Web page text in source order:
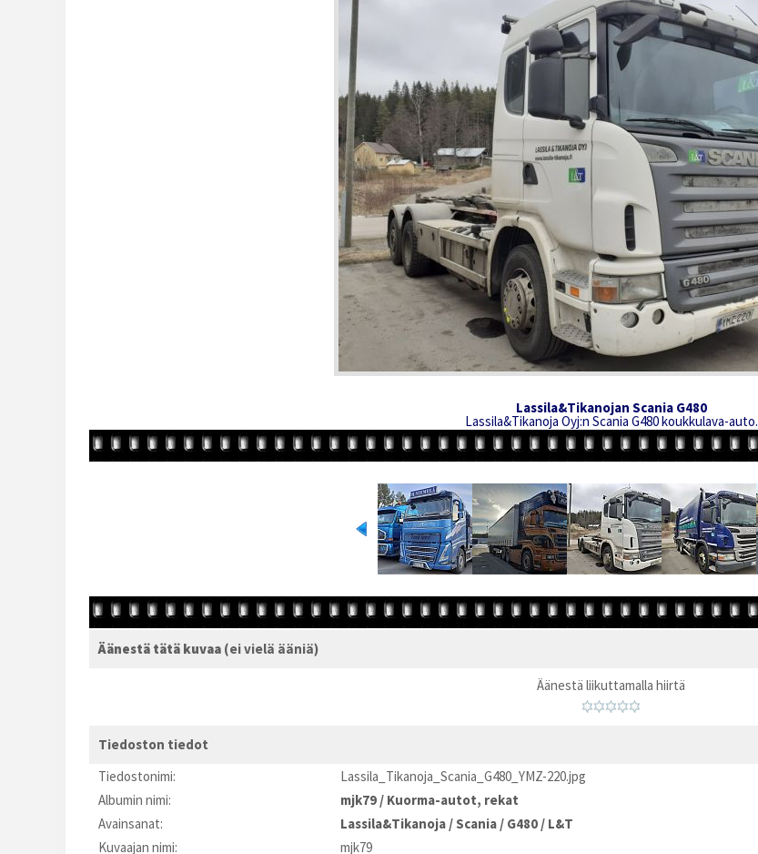
Lassila&Tikanojan Scania G480
Lassila&Tikanoja Oyj:n Scania G480 koukkulava-auto.
Äänestä tätä kuvaa (ei vielä ääniä)
Äänestä liikuttamalla hiirtä
Tiedoston tiedot
Tiedostonimi:
Lassila_Tikanoja_Scania_G480_YMZ-220.jpg
Albumin nimi:
mjk79 / Kuorma-autot, rekat
Avainsanat:
Lassila&Tikanoja /Scania / G480 / L&T
Kuvaajan nimi:
mjk79